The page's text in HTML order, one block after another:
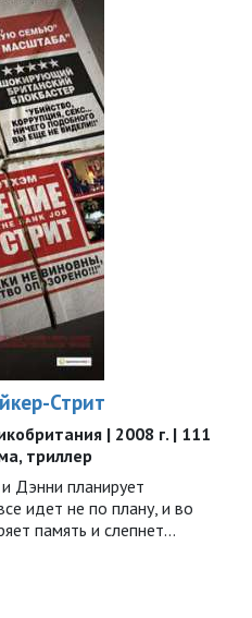
Стрит
| 2008 г. | 111
триллер
Дэнни планирует
идет не по плану, и во
память и слепнет…